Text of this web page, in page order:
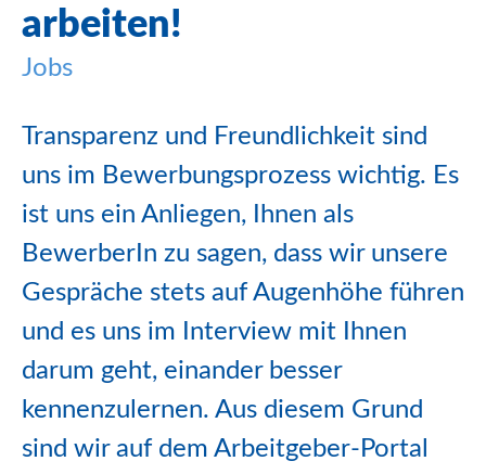
arbeiten!
Jobs
Transparenz und Freundlichkeit sind
uns im Bewerbungsprozess wichtig. Es
ist uns ein Anliegen, Ihnen als
BewerberIn zu sagen, dass wir unsere
Gespräche stets auf Augenhöhe führen
und es uns im Interview mit Ihnen
darum geht, einander besser
kennenzulernen. Aus diesem Grund
sind wir auf dem Arbeitgeber-Portal